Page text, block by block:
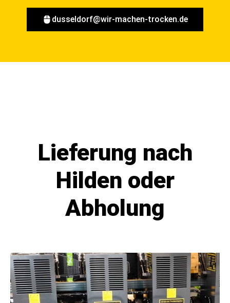
dusseldorf@wir-machen-trocken.de
Lieferung nach
Hilden oder
Abholung